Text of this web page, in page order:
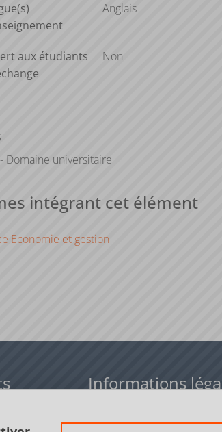
Anglais
aux étudiants
Non
Domaine universitaire
intégrant cet élément
Economie et gestion
Informations